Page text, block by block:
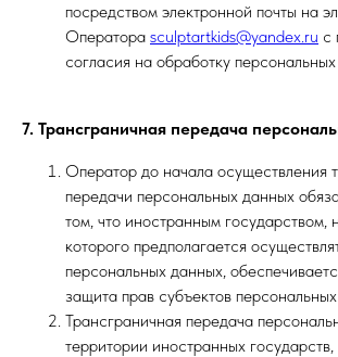
посредством электронной почты на
Оператора sculptartkids@yandex.ru с
согласия на обработку
7. Трансграничная передача
Оператор до начала осуществления
передачи персональных данных
том, что иностранным государством,
которого предполагается
персональных данных,
защита прав субъектов
Трансграничная передача
территории иностранных